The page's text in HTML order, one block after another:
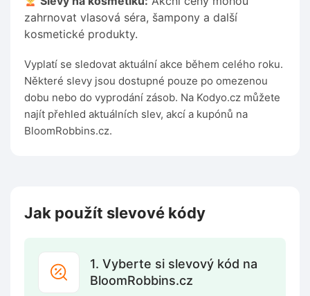
zahrnovat vlasová séra, šampony a další
kosmetické produkty.
Vyplatí se sledovat aktuální akce během celého roku.
Některé slevy jsou dostupné pouze po omezenou
dobu nebo do vyprodání zásob. Na Kodyo.cz můžete
najít přehled aktuálních slev, akcí a kupónů na
BloomRobbins.cz.
Jak použít slevové kódy
1. Vyberte si slevový kód na
BloomRobbins.cz